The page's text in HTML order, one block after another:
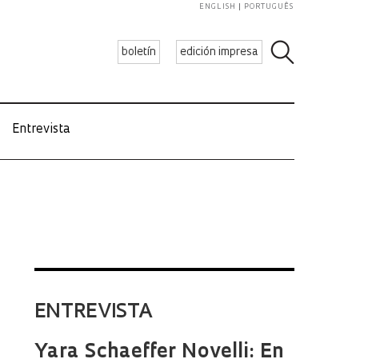
boletín edición impresa
ENGLISH PORTUGUÊS
Entrevista
ENTREVISTA
Yara Schaeffer Novelli: En